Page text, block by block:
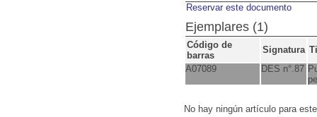
Reservar este documento
Ejemplares (1)
Código de
barras
Signatura
A07089
DES n°.87
No hay ningún artículo para